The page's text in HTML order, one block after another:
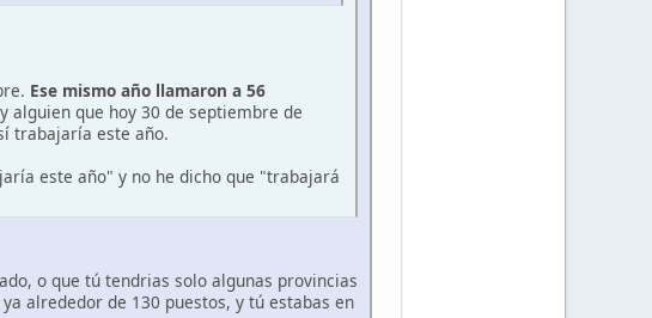
Ese mismo año llamaron a 56
alguien que hoy 30 de septiembre de
trabajaría este año.
este año" y no he dicho que "trabajará
o que tú tendrias solo algunas provincias
alrededor de 130 puestos, y tú estabas en